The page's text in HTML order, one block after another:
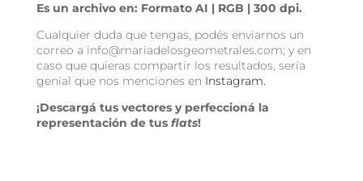
Es un archivo en: Formato AI | RGB | 300 dpi.
Cualquier duda que tengas, podés enviarnos un
correo a info@mariadelosgeometrales.com; y en
caso que quieras compartir los resultados, sería
genial que nos menciones en Instagram.
¡Descargá tus vectores y perfeccioná la
representación de tus flats!